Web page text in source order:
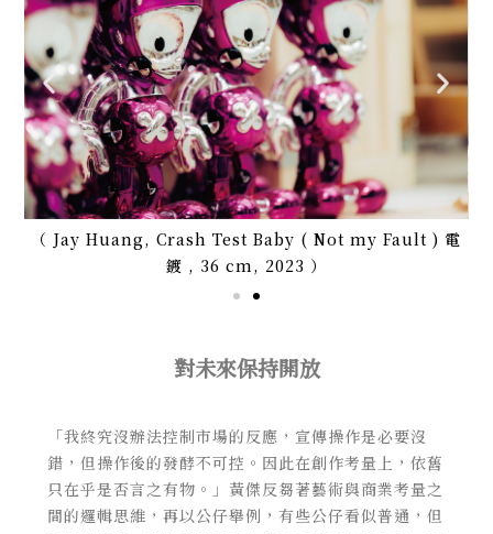
（ Jay Huang, Crash Test Baby ( Not my Fault ) 電
鍍 , 36 cm, 2023 ）
對未來保持開放
「我終究沒辦法控制市場的反應，宣傳操作是必要沒
錯，但操作後的發酵不可控。因此在創作考量上，依舊
只在乎是否言之有物。」黃傑反芻著藝術與商業考量之
間的邏輯思維，再以公仔舉例，有些公仔看似普通，但